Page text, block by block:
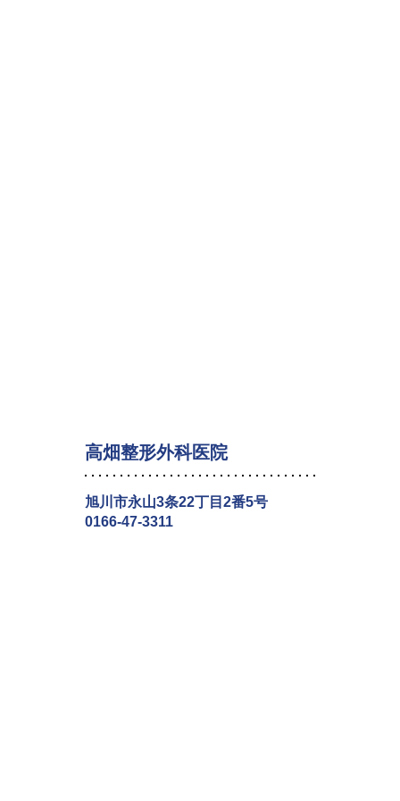
高畑整形外科医院
旭川市永山3条22丁目2番5号
0166-47-3311